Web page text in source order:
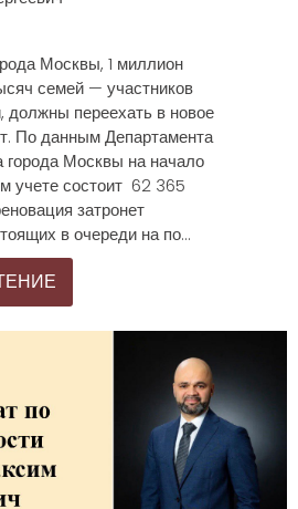
Москвы, 1 миллион
семей — участников
должны переехать в новое
По данным Департамента
города Москвы на начало
учете состоит 62 365
затронет
в очереди на по...